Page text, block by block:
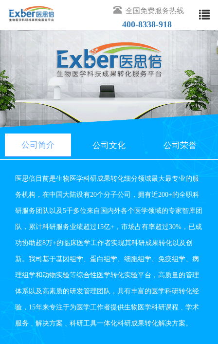
全国免费服务热线
400-8338-918
公司简介 公司文化 公司荣誉
医思倍目前是生物医学科研成果转化细分领域最大最专业的服
务机构，在中国大陆设有20个分子公司，拥有近200+的全职科
研服务团队以及5千多位来自国内外各个医学领域的专家智库团
队，累计科研服务业绩超过15亿+，市场占有率超过30%，已成
功协助超8万+的临床医学工作者实现其科研成果转化以及创
新。我司基于基因组学、蛋白组学、细胞组学、免疫组学、病
理组学和动物实验等综合性医学转化实验平台，高质量的管理
体系以及高素质的研发管理团队，具有丰富的医学科研转化经
验，15年来专注于为医学工作者提供生物医学科研课程﹑学术
服务﹑解决方案﹑科研工具一体化科研成果转化解决方案。
热门搜索